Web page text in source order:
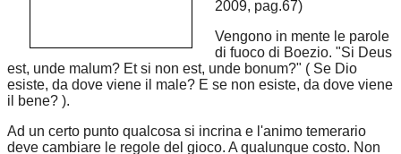
2009, pag.67)
Vengono in mente le parole
di fuoco di Boezio. "Si Deus
est, unde malum? Et si non est, unde bonum?" ( Se Dio
esiste, da dove viene il male? E se non esiste, da dove viene
il bene? ).
Ad un certo punto qualcosa si incrina e l'animo temerario
deve cambiare le regole del gioco. A qualunque costo. Non